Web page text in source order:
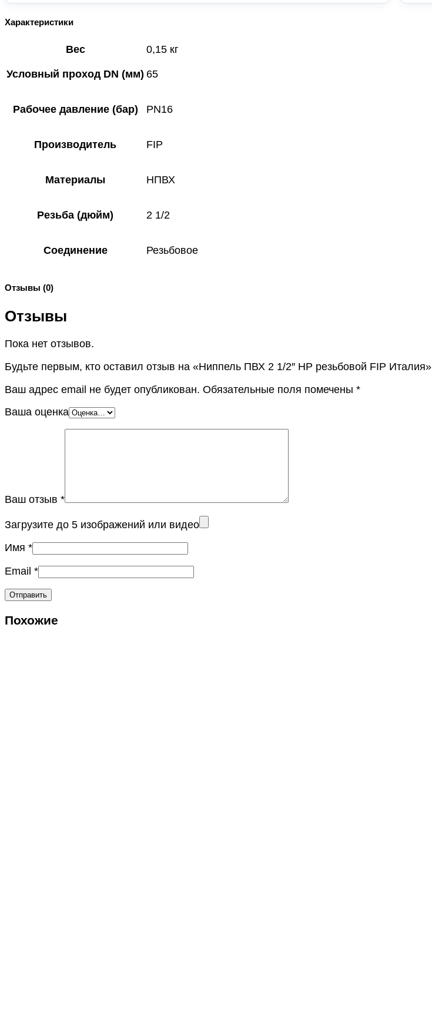
Характеристики
Вес 0,15 кг
Условный проход DN (мм) 65
Рабочее давление (бар) PN16
Производитель FIP
Материалы НПВХ
Резьба (дюйм) 2 1/2
Соединение Резьбовое
Отзывы (0)
Отзывы
Пока нет отзывов.
Будьте первым, кто оставил отзыв на «Ниппель ПВХ 2 1/2″ НР резьбовой FIP Италия»
Ваш адрес email не будет опубликован. Обязательные поля помечены *
Ваша оценка
Ваш отзыв *
Загрузите до 5 изображений или видео
Имя *
Email *
Похожие